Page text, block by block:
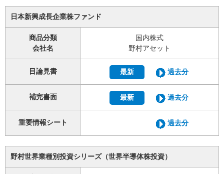
日本新興成長企業株ファンド
商品分類
会社名
国内株式
野村アセット
目論見書 最新 過去分
補完書面 最新 過去分
重要情報シート 過去分
野村世界業種別投資シリーズ（世界半導体株投資）